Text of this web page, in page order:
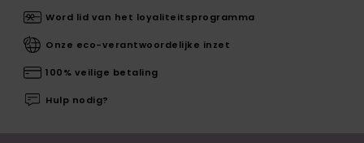
Word lid van het loyaliteitsprogramma
Onze eco-verantwoordelijke inzet
100% veilige betaling
Hulp nodig?